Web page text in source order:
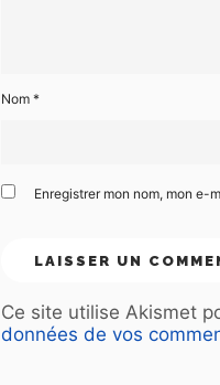
Nom *
Enregistrer mon nom, mon e-
Ce site utilise Akismet
données de vos